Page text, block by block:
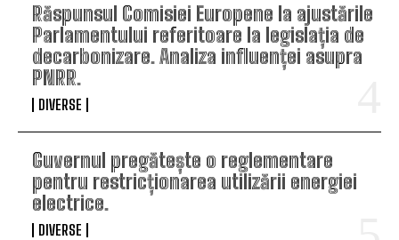
Răspunsul Comisiei Europene la ajustările
Parlamentului referitoare la legislația de
decarbonizare. Analiza influenței asupra
PNRR.
DIVERSE
Guvernul pregătește o reglementare
pentru restricționarea utilizării energiei
electrice.
DIVERSE